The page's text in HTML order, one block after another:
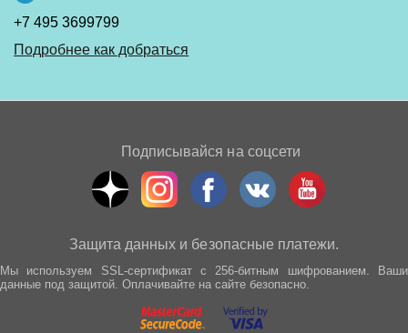
+7 495 3699799
Подробнее как добраться
Подписывайся на соцсети
Защита данных и безопасные платежи.
Мы используем SSL-сертификат с 256-битным шифрованием. Ваши
данные под защитой. Оплачивайте на сайте безопасно.